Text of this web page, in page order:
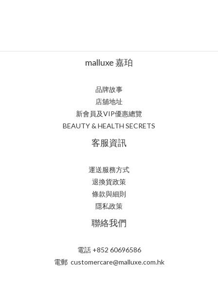
malluxe 嘉珀
品牌故事
店舖地址
新會員及VIP優惠總覽
BEAUTY & HEALTH SECRETS
客服資訊
運送服務方式
退換貨政策
條款與細則
隱私政策
聯絡我們
電話 +852 60696586
電郵 customercare@malluxe.com.hk